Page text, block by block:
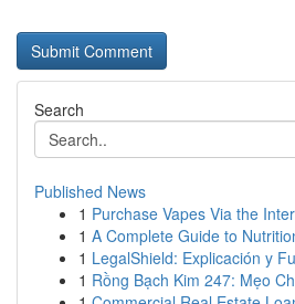
Search
Published News
1 Purchase Vapes Via the
1 A Complete Guide to
1 LegalShield: Explicación y
1 Rồng Bạch Kim 247: Mẹo